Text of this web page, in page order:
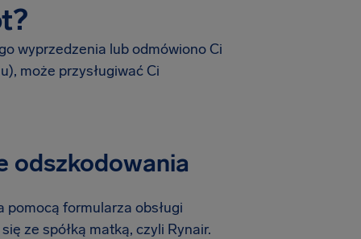
wyprzedzenia lub odmówiono Ci
może przysługiwać Ci
odszkodowania
pomocą formularza obsługi
ze spółką matką, czyli Rynair.